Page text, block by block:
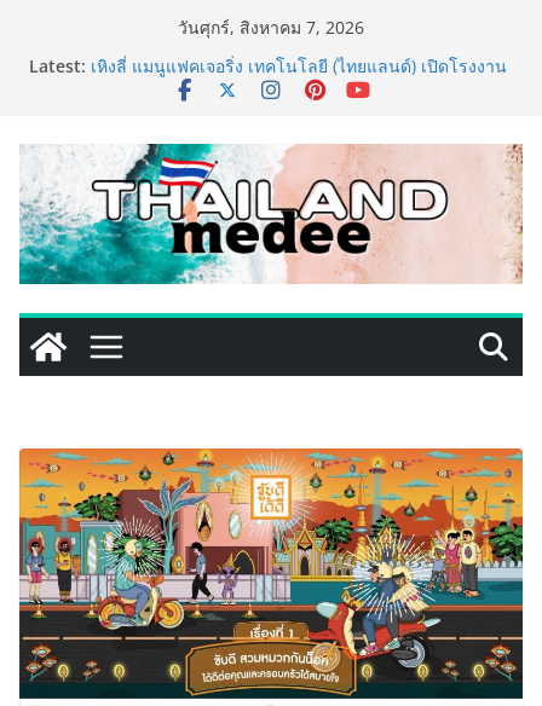
วันศุกร์, สิงหาคม 7, 2026
Latest: ททท. ประกาศความสำเร็จ Village to the World Season
5 ผนึก 9 พันธมิตร ขับเคลื่อน ESG Tourism สืบสานพระ
ราชปณิธาน สร้างคุณค่าการท่องเที่ยวไทยอย่างยั่งยืน
แห่งใหม่ในชลบุรี เดินหน้าขยายฐานการผลิตสู่เอเชียตะวัน
ออกเฉียงใต้ เสริมแกร่งยุทธศาสตร์ระดับโลก
TECNO ประกาศทรานส์ฟอร์มจากเกมมิ่งโฟน สู่ไลฟ์สไตล์
แฟชั่นไอเท็ม เสิร์ฟใหญ่ปักหมุดแลนมาร์คใหม่กลางสถานี
MRT วาง POVA 8 Series จุดเริ่มต้นครั้งสำคัญ
ครั้งแรกของอุตสาหกรรมสีไทย นิปปอนเพนต์ผนึก 6 พันธ
WORRY FREE” โปรแกรมดูแลคุณภาพฟิล์มสีหลังการขาย
ยกระดับความมั่นใจลูกค้าด้วยผลิตภัณฑ์คุณภาพและ